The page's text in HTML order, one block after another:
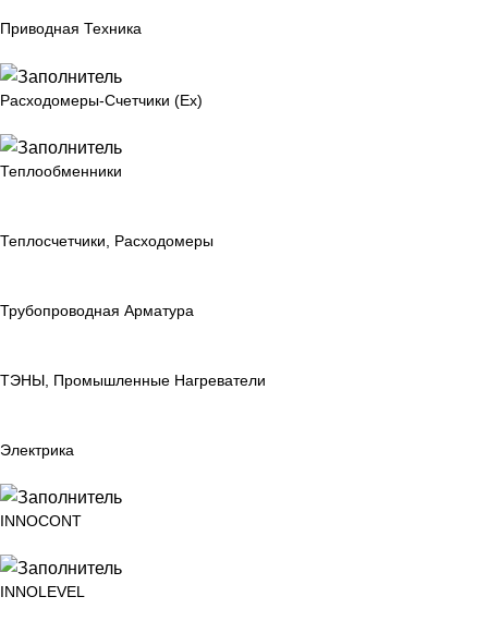
Приводная Техника
Расходомеры-Счетчики (Ex)
Теплообменники
Теплосчетчики, Расходомеры
Трубопроводная Арматура
ТЭНЫ, Промышленные Нагреватели
Электрика
INNOCONT
INNOLEVEL